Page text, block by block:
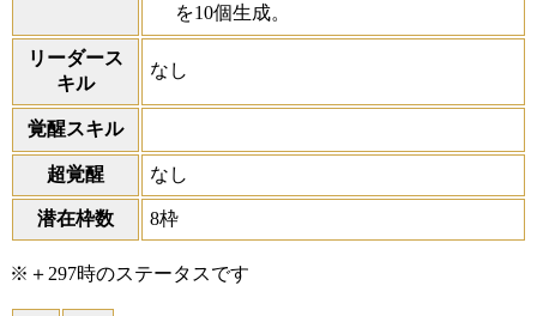
を10個生成。
リーダース
キル
なし
覚醒スキル
超覚醒 なし
潜在枠数 8枠
※＋297時のステータスです